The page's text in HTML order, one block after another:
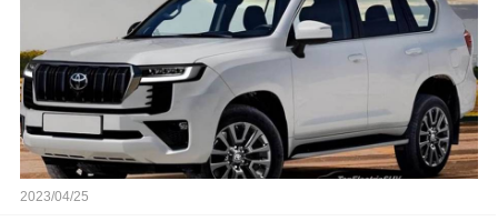
2023/04/25